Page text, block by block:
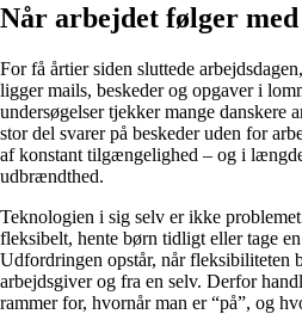
Når arbejdet følger
For få årtier siden sluttede
ligger mails, beskeder og opgaver i
undersøgelser tjekker mange danskere
stor del svarer på beskeder uden for
af konstant tilgængelighed – og i
udbrændthed.
Teknologien i sig selv er ikke
fleksibelt, hente børn tidligt eller tage
Udfordringen opstår, når fleksibiliteten
arbejdsgiver og fra en selv. Derfor
rammer for, hvornår man er “på”, og